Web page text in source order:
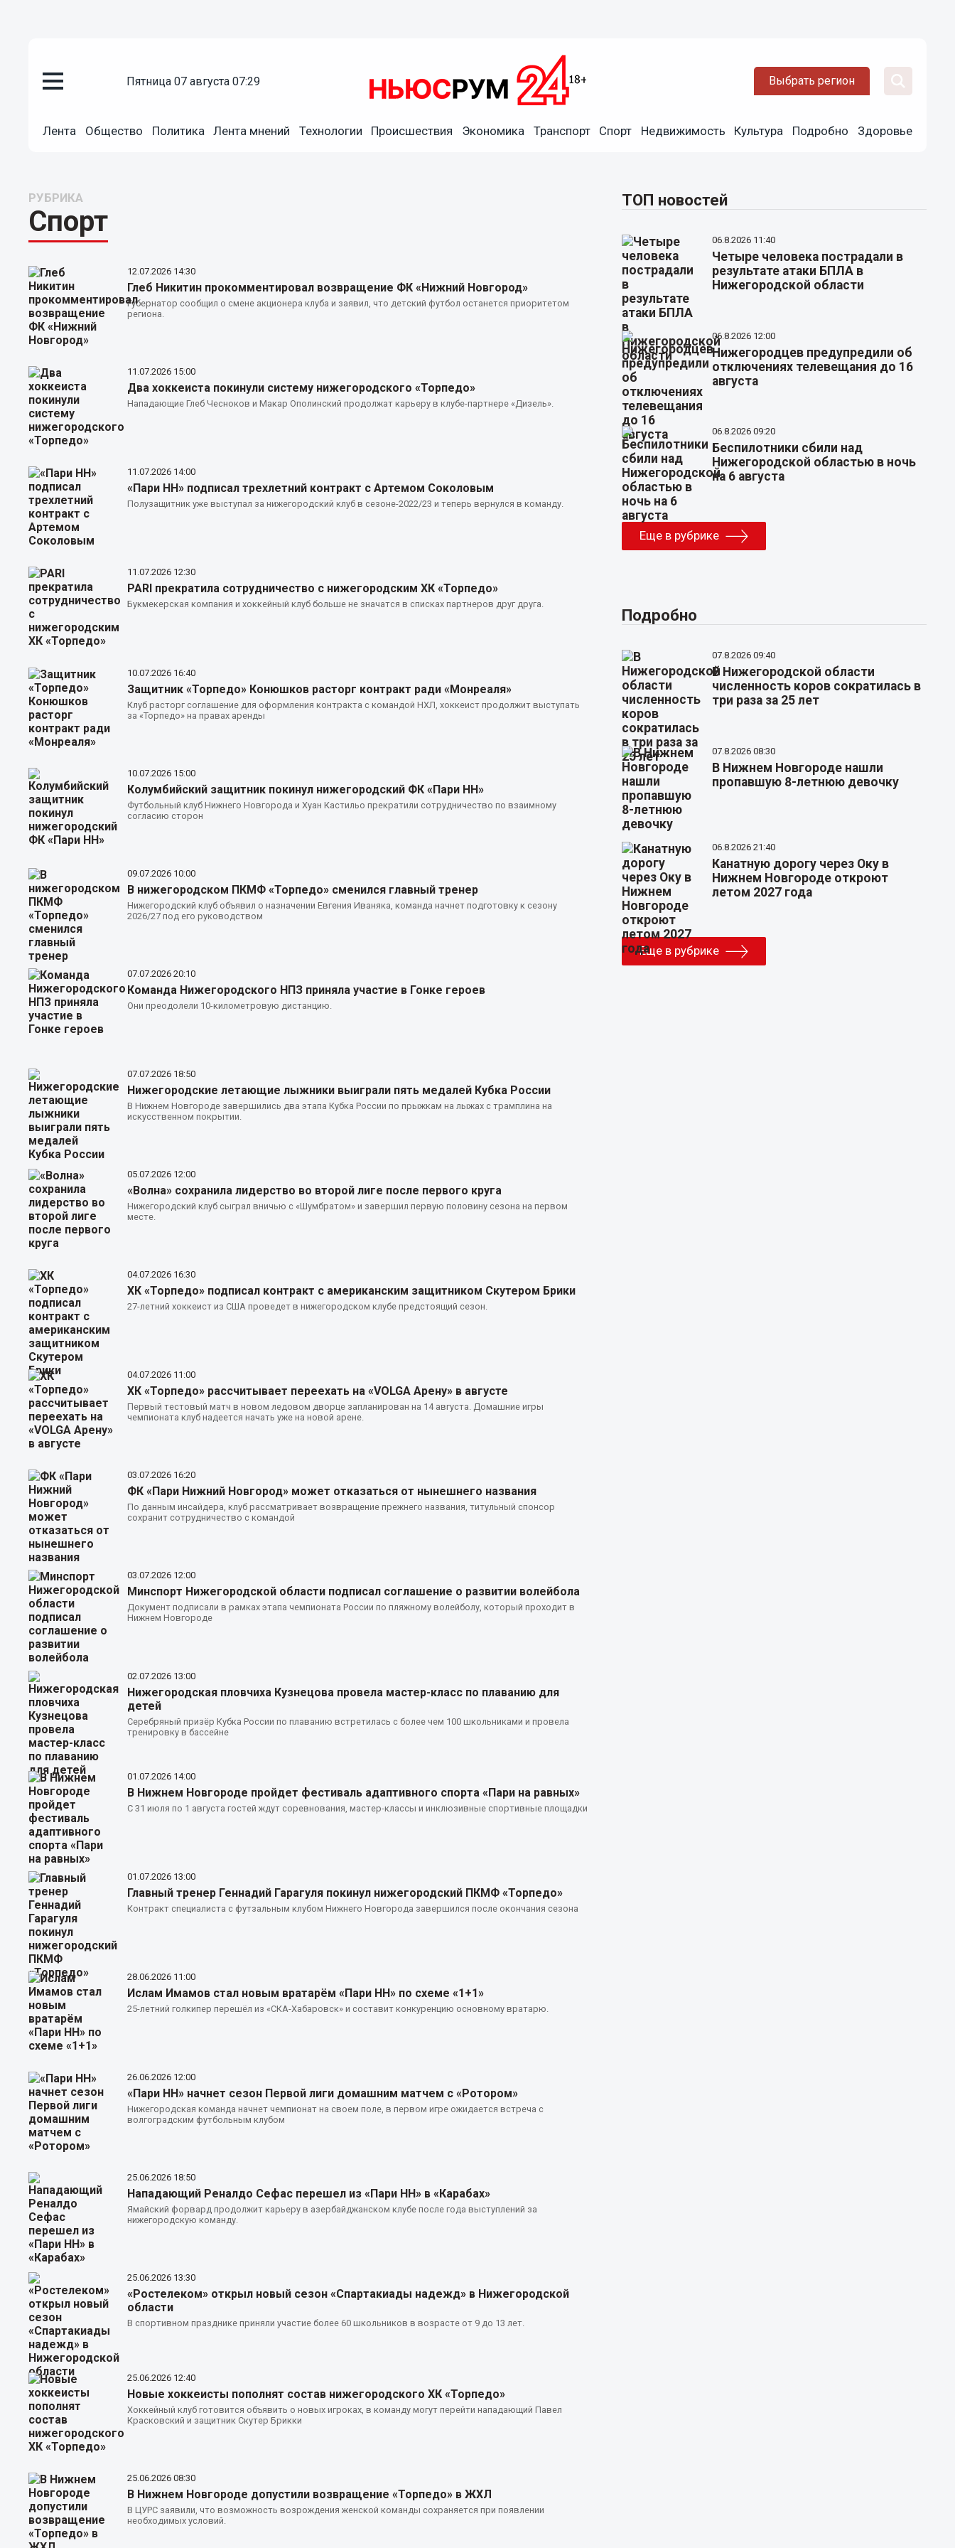
пятница 07 августа 07:29 Выбрать регион
Лента Общество Политика Лента мнений Технологии Происшествия Экономика Транспорт Спорт Недвижимость Культура Подробно Здоровье
РУБРИКА
Спорт
12.07.2026 14:30
Глеб Никитин прокомментировал возвращение ФК «Нижний Новгород»
Губернатор сообщил о смене акционера клуба и заявил, что детский футбол останется приоритетом
региона.
11.07.2026 15:00
Два хоккеиста покинули систему нижегородского «Торпедо»
Нападающие Глеб Чесноков и Макар Ополинский продолжат карьеру в клубе-партнере «Дизель».
11.07.2026 14:00
«Пари НН» подписал трехлетний контракт с Артемом Соколовым
Полузащитник уже выступал за нижегородский клуб в сезоне-2022/23 и теперь вернулся в команду.
11.07.2026 12:30
PARI прекратила сотрудничество с нижегородским ХК «Торпедо»
Букмекерская компания и хоккейный клуб больше не значатся в списках партнеров друг друга.
10.07.2026 16:40
Защитник «Торпедо» Конюшков расторг контракт ради «Монреаля»
Клуб расторг соглашение для оформления контракта с командой НХЛ, хоккеист продолжит выступать
за «Торпедо» на правах аренды
10.07.2026 15:00
Колумбийский защитник покинул нижегородский ФК «Пари НН»
Футбольный клуб Нижнего Новгорода и Хуан Кастильо прекратили сотрудничество по взаимному
согласию сторон
09.07.2026 10:00
В нижегородском ПКМФ «Торпедо» сменился главный тренер
Нижегородский клуб объявил о назначении Евгения Иваняка, команда начнет подготовку к сезону
2026/27 под его руководством
07.07.2026 20:10
Команда Нижегородского НПЗ приняла участие в Гонке героев
Они преодолели 10-километровую дистанцию.
07.07.2026 18:50
Нижегородские летающие лыжники выиграли пять медалей Кубка России
В Нижнем Новгороде завершились два этапа Кубка России по прыжкам на лыжах с трамплина на
искусственном покрытии.
05.07.2026 12:00
«Волна» сохранила лидерство во второй лиге после первого круга
Нижегородский клуб сыграл вничью с «Шумбратом» и завершил первую половину сезона на первом
месте.
04.07.2026 16:30
ХК «Торпедо» подписал контракт с американским защитником Скутером Брики
27-летний хоккеист из США проведет в нижегородском клубе предстоящий сезон.
04.07.2026 11:00
ХК «Торпедо» рассчитывает переехать на «VOLGA Арену» в августе
Первый тестовый матч в новом ледовом дворце запланирован на 14 августа. Домашние игры
чемпионата клуб надеется начать уже на новой арене.
03.07.2026 16:20
ФК «Пари Нижний Новгород» может отказаться от нынешнего названия
По данным инсайдера, клуб рассматривает возвращение прежнего названия, титульный спонсор
сохранит сотрудничество с командой
03.07.2026 12:00
Минспорт Нижегородской области подписал соглашение о развитии волейбола
Документ подписали в рамках этапа чемпионата России по пляжному волейболу, который проходит в
Нижнем Новгороде
02.07.2026 13:00
Нижегородская пловчиха Кузнецова провела мастер-класс по плаванию для
детей
Серебряный призёр Кубка России по плаванию встретилась с более чем 100 школьниками и провела
тренировку в бассейне
01.07.2026 14:00
В Нижнем Новгороде пройдет фестиваль адаптивного спорта «Пари на равных»
С 31 июля по 1 августа гостей ждут соревнования, мастер-классы и инклюзивные спортивные площадки
01.07.2026 13:00
Главный тренер Геннадий Гарагуля покинул нижегородский ПКМФ «Торпедо»
Контракт специалиста с футзальным клубом Нижнего Новгорода завершился после окончания сезона
28.06.2026 11:00
Ислам Имамов стал новым вратарём «Пари НН» по схеме «1+1»
25-летний голкипер перешёл из «СКА-Хабаровск» и составит конкуренцию основному вратарю.
26.06.2026 12:00
«Пари НН» начнет сезон Первой лиги домашним матчем с «Ротором»
Нижегородская команда начнет чемпионат на своем поле, в первом игре ожидается встреча с
волгоградским футбольным клубом
25.06.2026 18:50
Нападающий Реналдо Сефас перешел из «Пари НН» в «Карабах»
Ямайский форвард продолжит карьеру в азербайджанском клубе после года выступлений за
нижегородскую команду.
25.06.2026 13:30
«Ростелеком» открыл новый сезон «Спартакиады надежд» в Нижегородской
области
В спортивном празднике приняли участие более 60 школьников в возрасте от 9 до 13 лет.
25.06.2026 12:40
Новые хоккеисты пополнят состав нижегородского ХК «Торпедо»
Хоккейный клуб готовится объявить о новых игроках, в команду могут перейти нападающий Павел
Красковский и защитник Скутер Брикки
25.06.2026 08:30
В Нижнем Новгороде допустили возвращение «Торпедо» в ЖХЛ
В ЦУРС заявили, что возможность возрождения женской команды сохраняется при появлении
необходимых условий.
ТОП новостей
06.8.2026 11:40
Четыре человека пострадали в
результате атаки БПЛА в
Нижегородской области
06.8.2026 12:00
Нижегородцев предупредили об
отключениях телевещания до 16
августа
06.8.2026 09:20
Беспилотники сбили над
Нижегородской областью в ночь
на 6 августа
Еще в рубрике
Подробно
07.8.2026 09:40
В Нижегородской области
численность коров сократилась в
три раза за 25 лет
07.8.2026 08:30
В Нижнем Новгороде нашли
пропавшую 8-летнюю девочку
06.8.2026 21:40
Канатную дорогу через Оку в
Нижнем Новгороде откроют
летом 2027 года
Еще в рубрике